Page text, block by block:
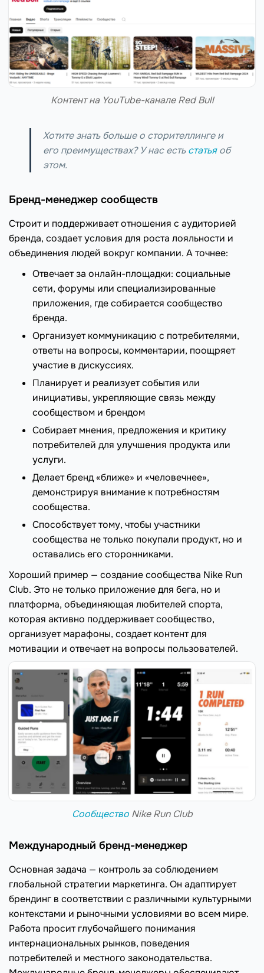
Контент на YouTube-канале Red Bull
Хотите знать больше о сторителлинге и
его преимуществах? У нас естьстатьяоб
этом.
Бренд-менеджер сообществ
Строит и поддерживает отношения с аудиторией
бренда, создает условия для роста лояльности и
объединения людей вокруг компании. А точнее:
Отвечает за онлайн-площадки: социальные
сети, форумы или специализированные
приложения, где собирается сообщество
бренда.
Организует коммуникацию с потребителями,
ответы на вопросы, комментарии, поощряет
участие в дискуссиях.
Планирует и реализует события или
инициативы, укрепляющие связь между
сообществом и брендом
Собирает мнения, предложения и критику
потребителей для улучшения продукта или
услуги.
Делает бренд «ближе» и «человечнее»,
демонстрируя внимание к потребностям
сообщества.
Способствует тому, чтобы участники
сообщества не только покупали продукт, но и
оставались его сторонниками.
Хороший пример — создание сообщества Nike Run
Club. Это не только приложение для бега, но и
платформа, объединяющая любителей спорта,
которая активно поддерживает сообщество,
организует марафоны, создает контент для
мотивации и отвечает на вопросы пользователей.
СообществоNike Run Club
Международный бренд-менеджер
Основная задача — контроль за соблюдением
глобальной стратегии маркетинга. Он адаптирует
брендинг в соответствии с различными культурными
контекстами и рыночными условиями во всем мире.
Работа просит глубочайшего понимания
интернациональных рынков, поведения
потребителей и местного законодательства.